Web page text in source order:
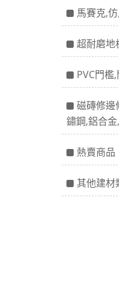
馬賽克,
超耐磨地
PVC門檻
磁磚修邊
鏽鋼,鋁合金
熱賣商品
其他建材